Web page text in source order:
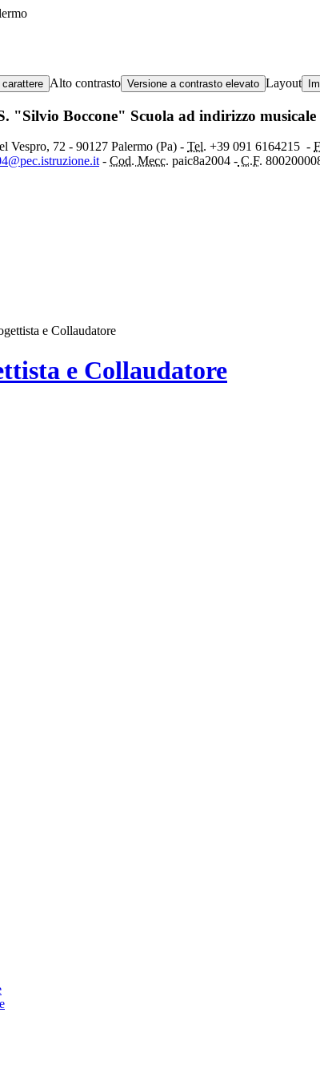
Alto contrasto Versione a contrasto elevato Layout
"Silvio Boccone" Scuola ad indirizzo musicale
Vespro, 72 - 90127 Palermo (Pa) -Tel. +39 0916164215 -
- Cod. Mecc. paic8a2004 - C.F.
e Collaudatore
e Collaudatore